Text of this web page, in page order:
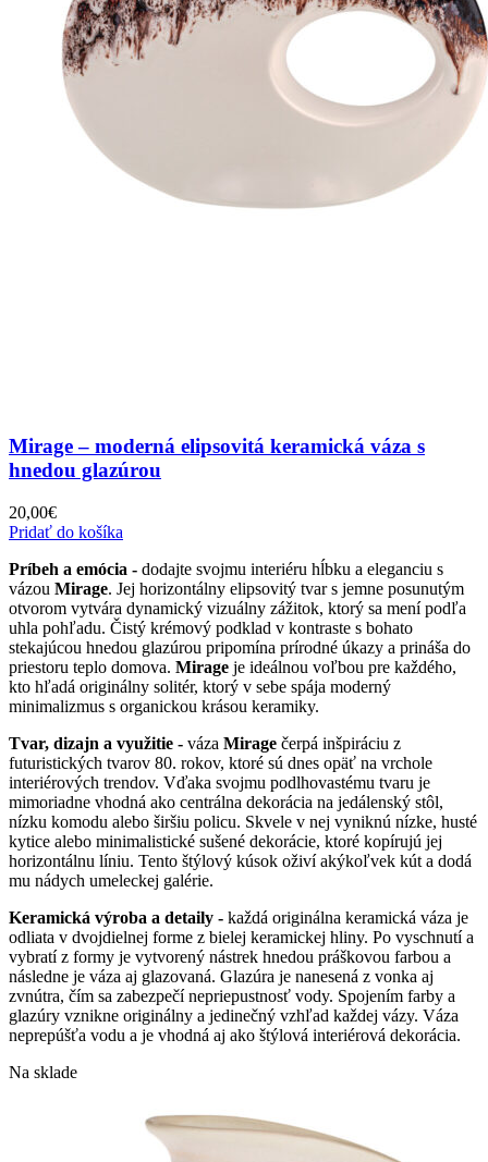
Mirage – moderná elipsovitá keramická váza s
hnedou glazúrou
20,00€
Pridať do košíka
Príbeh a emócia - dodajte svojmu interiéru hĺbku a eleganciu s
vázou Mirage. Jej horizontálny elipsovitý tvar s jemne posunutým
otvorom vytvára dynamický vizuálny zážitok, ktorý sa mení podľa
uhla pohľadu. Čistý krémový podklad v kontraste s bohato
stekajúcou hnedou glazúrou pripomína prírodné úkazy a prináša do
priestoru teplo domova. Mirage je ideálnou voľbou pre každého,
kto hľadá originálny solitér, ktorý v sebe spája moderný
minimalizmus s organickou krásou keramiky.
Tvar, dizajn a využitie - váza Mirage čerpá inšpiráciu z
futuristických tvarov 80. rokov, ktoré sú dnes opäť na vrchole
interiérových trendov. Vďaka svojmu podlhovastému tvaru je
mimoriadne vhodná ako centrálna dekorácia na jedálenský stôl,
nízku komodu alebo širšiu policu. Skvele v nej vyniknú nízke, husté
kytice alebo minimalistické sušené dekorácie, ktoré kopírujú jej
horizontálnu líniu. Tento štýlový kúsok oživí akýkoľvek kút a dodá
mu nádych umeleckej galérie.
Keramická výroba a detaily - každá originálna keramická váza je
odliata v dvojdielnej forme z bielej keramickej hliny. Po vyschnutí a
vybratí z formy je vytvorený nástrek hnedou práškovou farbou a
následne je váza aj glazovaná. Glazúra je nanesená z vonka aj
zvnútra, čím sa zabezpečí nepriepustnosť vody. Spojením farby a
glazúry vznikne originálny a jedinečný vzhľad každej vázy. Váza
neprepúšťa vodu a je vhodná aj ako štýlová interiérová dekorácia.
Na sklade